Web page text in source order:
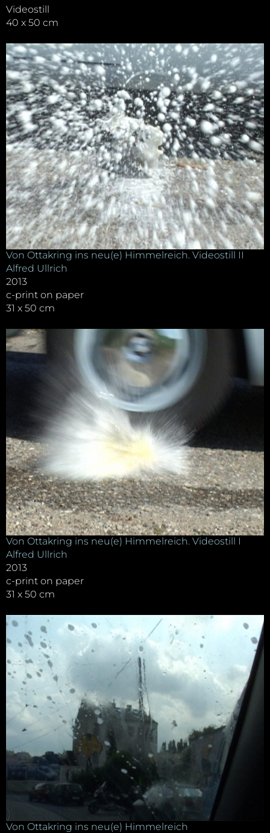
Videostill
40 x 50 cm
Von Ottakring ins neu(e) Himmelreich. Videostill II
Alfred Ullrich
2013
c-print on paper
31 x 50 cm
Von Ottakring ins neu(e) Himmelreich. Videostill I
Alfred Ullrich
2013
c-print on paper
31 x 50 cm
Von Ottakring ins neu(e) Himmelreich